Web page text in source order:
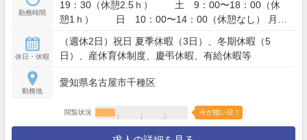
勤務時間
19：30（休憩2.5ｈ） 土 9：00〜18：00（休
憩1ｈ） 日 10：00〜14：00（休憩なし） 月平
休日・休暇
（週休2日）祝日 夏季休暇（3日）、冬期休暇（5
日）、産休育休制度、慶弔休暇、有給休暇等
勤務地
愛知県名古屋市千種区
閲覧状況 今が狙い目！